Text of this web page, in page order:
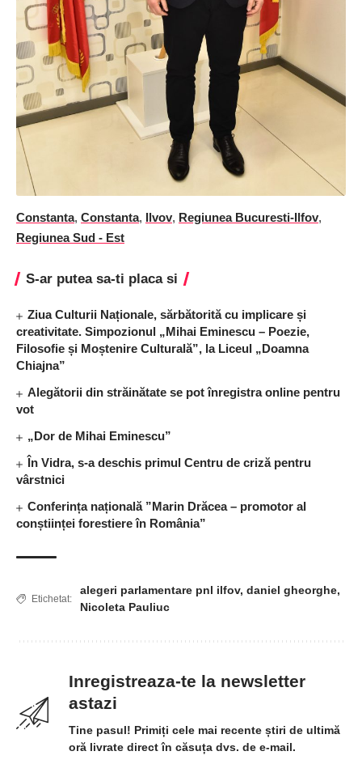
Constanta, Constanta, Ilvov, Regiunea Bucuresti-Ilfov,
Regiunea Sud - Est
S-ar putea sa-ti placa si
Ziua Culturii Naționale, sărbătorită cu implicare și
creativitate. Simpozionul „Mihai Eminescu – Poezie,
Filosofie și Moștenire Culturală”, la Liceul „Doamna
Chiajna”
Alegătorii din străinătate se pot înregistra online pentru
vot
„Dor de Mihai Eminescu”
În Vidra, s-a deschis primul Centru de criză pentru
vârstnici
Conferința națională ”Marin Drăcea – promotor al
conștiinței forestiere în România”
Etichetat:
alegeri parlamentare pnl ilfov, daniel gheorghe,
Nicoleta Pauliuc
Inregistreaza-te la newsletter
astazi
Tine pasul! Primiți cele mai recente știri de ultimă
oră livrate direct în căsuța dvs. de e-mail.